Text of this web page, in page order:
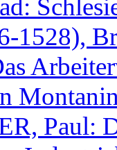
1528),
Paul: